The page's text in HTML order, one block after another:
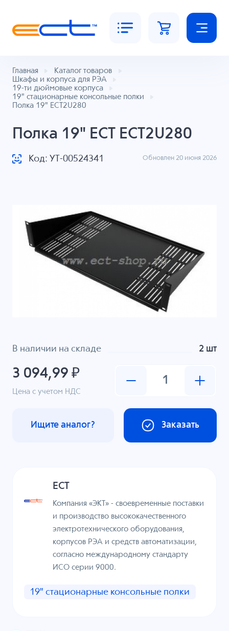
Главная
Каталог товаров
Шкафы и корпуса для РЭА
19-ти дюймовые корпуса
19" стационарные консольные полки
Полка 19" ECT2U280
Полка 19" ECT ECT2U280
Код: УТ-00524341 Обновлен 20 июня 2026
В наличии на складе 2 шт
3 094,99 ₽
Цена с учетом НДС
Заказать
Ищите аналог?
ECT
Компания «ЭКТ» - своевременные поставки
и производство высококачественного
электротехнического оборудования,
корпусов РЭА и средств автоматизации,
согласно международному стандарту
ИСО серии 9000.
19" стационарные консольные полки